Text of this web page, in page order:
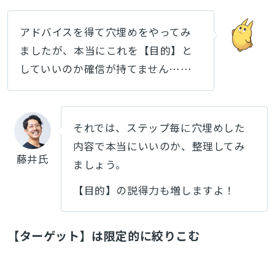
アドバイスを得て穴埋めをやってみ
ましたが、本当にこれを【目的】と
していいのか確信が持てません……
藤井氏
それでは、ステップ毎に穴埋めした
内容で本当にいいのか、整理してみ
ましょう。
【目的】の説得力も増しますよ！
【ターゲット】は限定的に絞りこむ